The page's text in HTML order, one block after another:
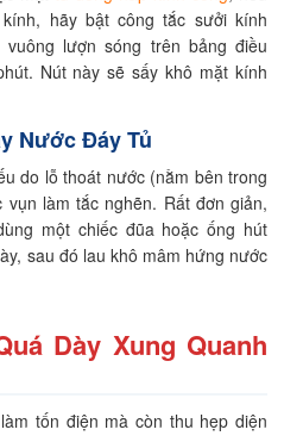
hãy bật công tắc sưởi kính
lượn sóng trên bảng điều
Nút này sẽ sấy khô mặt kính
Nước Đáy Tủ
do lỗ thoát nước (nằm bên trong
làm tắc nghẽn. Rất đơn giản,
một chiếc đũa hoặc ống hút
sau đó lau khô mâm hứng nước
Dày Xung Quanh
tốn điện mà còn thu hẹp diện